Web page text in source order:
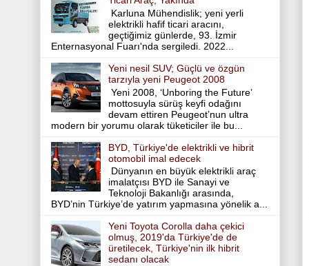
Karluna Mühendislik; yeni yerli
elektrikli hafif ticari aracını,
geçtiğimiz günlerde, 93. İzmir
Enternasyonal Fuarı'nda sergiledi. 2022...
Yeni nesil SUV; Güçlü ve özgün
tarzıyla yeni Peugeot 2008
Yeni 2008, ‘Unboring the Future’
mottosuyla sürüş keyfi odağını
devam ettiren Peugeot’nun ultra
modern bir yorumu olarak tüketiciler ile bu...
BYD, Türkiye'de elektrikli ve hibrit
otomobil imal edecek
Dünyanın en büyük elektrikli araç
imalatçısı BYD ile Sanayi ve
Teknoloji Bakanlığı arasında,
BYD’nin Türkiye’de yatırım yapmasına yönelik a...
Yeni Toyota Corolla daha çekici
olmuş, 2019'da Türkiye'de de
üretilecek, Türkiye'nin ilk hibrit
sedanı olacak